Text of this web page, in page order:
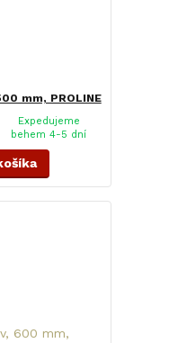
mm, PROLINE
Expedujeme
behem 4-5 dní